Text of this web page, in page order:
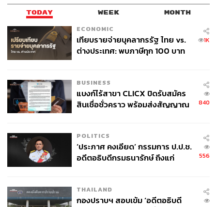
TODAY WEEK MONTH
ECONOMIC
เทียบรายจ่ายบุคลากรรัฐ ไทย vs.
ต่างประเทศ: พบภาษีทุก 100 บาท
1K
BUSINESS
แบงก์ไร้สาขา CLICX ปิดรับสมัคร
สินเชื่อชั่วคราว พร้อมส่งสัญญาณ
840
POLITICS
‘ประภาศ คงเอียด’ กรรมการ ป.ป.ช.
อดีตอธิบดีกรมธนารักษ์ ถึงแก่
556
THAILAND
กองปราบฯ สอบเข้ม ‘อดีตอธิบดี